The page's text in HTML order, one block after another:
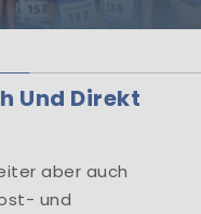
Und Direkt
aber auch
und